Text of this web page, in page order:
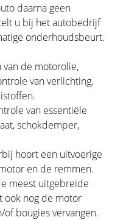
daarna geen
u bij het autobedrijf
onderhoudsbeurt.
de motorolie,
van verlichting,
van essentiële
schokdemper,
hoort een uitvoerige
en de remmen.
meest uitgebreide
nog de motor
bougies vervangen.